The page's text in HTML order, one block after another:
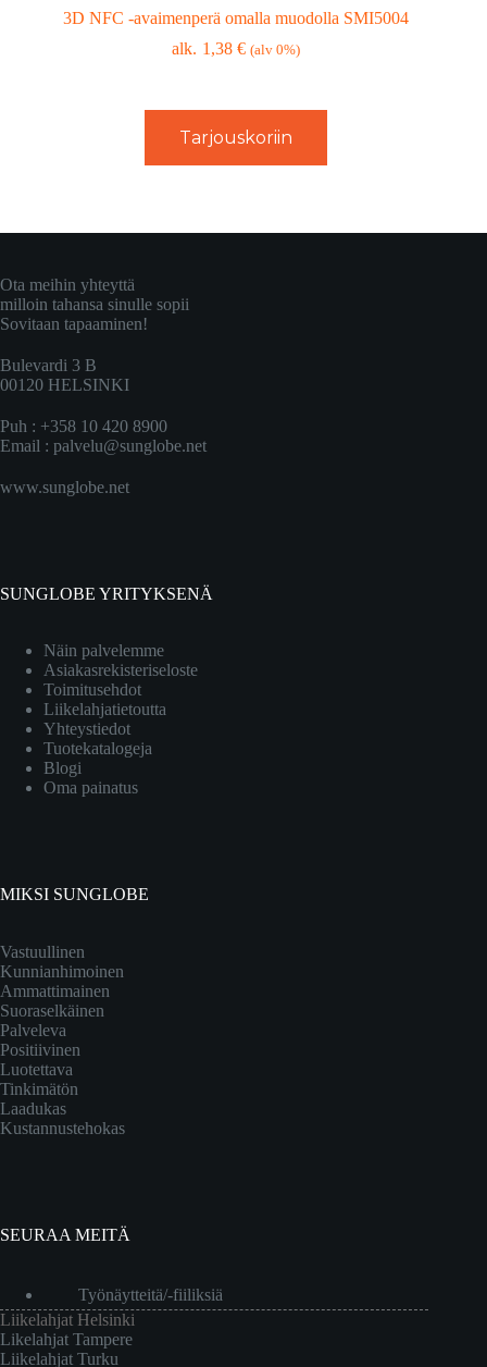
3D NFC -avaimenperä omalla muodolla SMI5004
1,38€ (alv 0%)
Tarjouskoriin
Ota meihin yhteyttä
milloin tahansa sinulle sopii
Sovitaan tapaaminen!
Bulevardi 3 B
00120 HELSINKI
Puh : +358 10 420 8900
Email : palvelu@sunglobe.net
www.sunglobe.net
SUNGLOBE YRITYKSENÄ
Näin palvelemme
Asiakasrekisteriseloste
Toimitusehdot
Liikelahjatietoutta
Yhteystiedot
Tuotekatalogeja
Blogi
Oma painatus
MIKSI SUNGLOBE
Vastuullinen
Kunnianhimoinen
Ammattimainen
Suoraselkäinen
Palveleva
Positiivinen
Luotettava
Tinkimätön
Laadukas
Kustannustehokas
SEURAA MEITÄ
Työnäytteitä/-fiiliksiä
Liikelahjat Helsinki
Likelahjat Tampere
Liikelahjat Turku